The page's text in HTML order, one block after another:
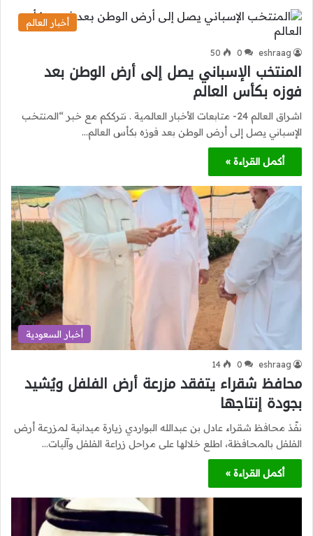
أخبار العالم
eshraag
0
50
المنتخب الإسباني يصل إلى أرض الوطن بعد
فوزه بكأس العالم
اشراق العالم 24- متابعات الأخبار العالمية . نترككم مع خبر “المنتخب
الإسباني يصل إلى أرض الوطن بعد فوزه بكأس العالم…
أكمل القراءة »
أخبار السعودية
eshraag
0
14
محافظ شقراء يتفقد مزرعة أرض الفلفل ويُشيد
بجودة إنتاجها
نفّذ محافظ شقراء عادل بن عبدالله البواردي زيارة ميدانية لمزرعة أرض
الفلفل بالمحافظة، اطلع خلالها على مراحل زراعة الفلفل وآليات…
أكمل القراءة »